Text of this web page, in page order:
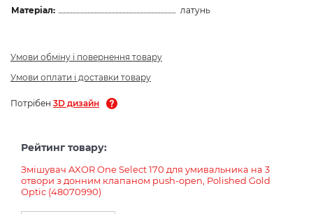
Матеріал:
латунь
Умови обміну і повернення товару
Умови оплати і доставки товару
Потрібен 3D дизайн
Рейтинг товару:
Змішувач AXOR One Select 170 для умивальника на 3
отвори з донним клапаном push-open, Polished Gold
Optic (48070990)